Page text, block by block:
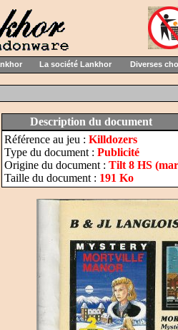
La société Lankhor Diverses
Description du document
Référence au jeu : Killdozers
Type du document : Publicité
Origine du document : Tilt 8 HS
Taille du document : 191 Ko